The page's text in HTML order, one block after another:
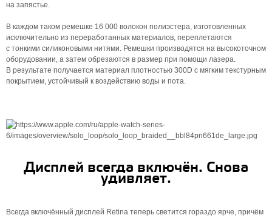
на запястье.
В каждом таком ремешке 16 000 волокон полиэстера, изготовленных
исключительно из переработанных материалов, переплетаются
с тонкими силиконовыми нитями. Ремешки производятся на высокоточном
оборудовании, а затем обрезаются в размер при помощи лазера.
В результате получается материал плотностью 300D с мягким текстурным
покрытием, устойчивый к воздействию воды и пота.
Дисплей всегда включён. Снова
удивляет.
Всегда включённый дисплей Retina теперь светится гораздо ярче, причём